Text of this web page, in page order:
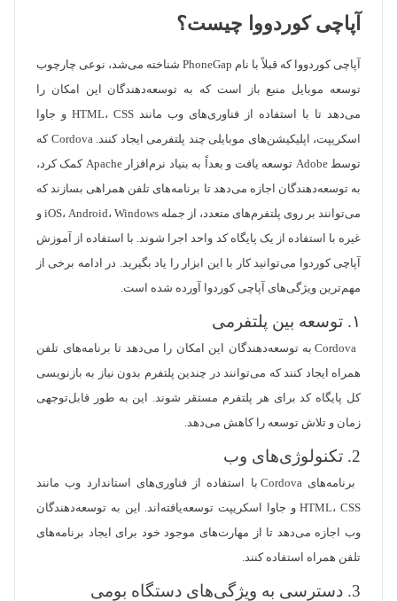
آپاچی کوردووا چیست؟
آپاچی کوردووا که قبلاً با نام PhoneGap شناخته می‌شد، نوعی چارچوب
توسعه موبایل منبع باز است که به توسعه‌دهندگان این امکان را
می‌دهد تا با استفاده از فناوری‌های وب مانند HTML، CSS و جاوا
اسکریپت، اپلیکیشن‌های موبایلی چند پلتفرمی ایجاد کنند. Cordova که
توسط Adobe توسعه یافت و بعداً به بنیاد نرم‌افزار Apache کمک کرد،
به توسعه‌دهندگان اجازه می‌دهد تا برنامه‌های تلفن همراهی بسازند که
می‌توانند بر روی پلتفرم‌های متعدد، از جمله iOS، Android، Windows و
غیره با استفاده از یک پایگاه کد واحد اجرا شوند. با استفاده از آموزش
آپاچی کوردوا می‌توانید کار با این ابزار را یاد بگیرید. در ادامه برخی از
مهم‌ترین ویژگی‌های آپاچی کوردوا آورده شده است.
١. توسعه بین پلتفرمی
Cordova به توسعه‌دهندگان این امکان را می‌دهد تا برنامه‌های تلفن
همراه ایجاد کنند که می‌توانند در چندین پلتفرم بدون نیاز به بازنویسی
کل پایگاه کد برای هر پلتفرم مستقر شوند. این به طور قابل‌توجهی
زمان و تلاش توسعه را کاهش می‌دهد.
2. تکنولوژی‌های وب
برنامه‌های Cordova با استفاده از فناوری‌های استاندارد وب مانند
HTML، CSS و جاوا اسکریپت توسعه‌یافته‌اند. این به توسعه‌دهندگان
وب اجازه می‌دهد تا از مهارت‌های موجود خود برای ایجاد برنامه‌های
تلفن همراه استفاده کنند.
3. دسترسی به ویژگی‌های دستگاه بومی